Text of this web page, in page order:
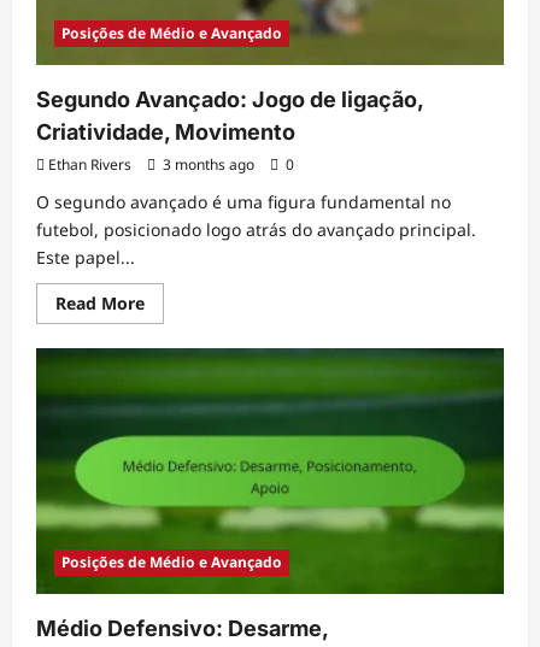
Posições de Médio e Avançado
Segundo Avançado: Jogo de ligação,
Criatividade, Movimento
Ethan Rivers 3 months ago 0
O segundo avançado é uma figura fundamental no
futebol, posicionado logo atrás do avançado principal.
Este papel...
Read MoreRead
more
Segundo
Avançado:
de
ligação,
Criatividade,
Posições de Médio e Avançado
Médio Defensivo: Desarme,